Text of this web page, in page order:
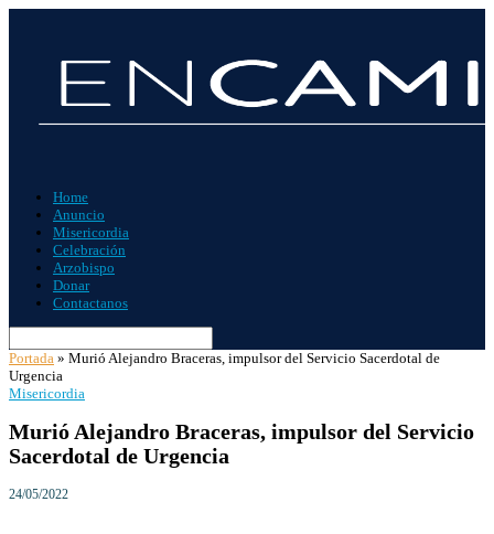
Home
Anuncio
Misericordia
Celebración
Arzobispo
Donar
Contactanos
Portada » Murió Alejandro Braceras, impulsor del Servicio Sacerdotal de
Urgencia
Misericordia
Murió Alejandro Braceras, impulsor del Servicio
Sacerdotal de Urgencia
24/05/2022